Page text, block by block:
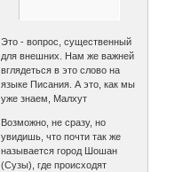
Это - вопрос, существенный
для внешних. Нам же важней
вглядеться в это слово на
языке Писания. А это, как мы
уже знаем, Малхут
Возможно, не сразу, но
увидишь, что почти так же
называется город Шошан
(Сузы), где происходят